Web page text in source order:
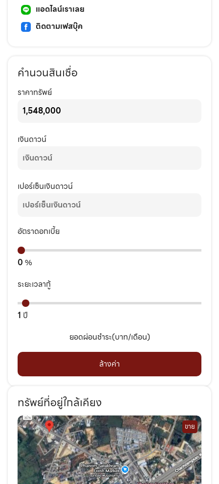
แอดไลน์เราเลย
ติดตามเฟสบุ๊ค
คำนวนสินเชื่อ
ราคาทรัพย์
เงินดาวน์
เปอร์เซ็นเงินดาวน์
อัตราดอกเบี้ย
0 %
ระยะเวลากู้
1 ปี
ยอดผ่อนชำระ(บาท/เดือน)
ล้างค่า
ทรัพย์ที่อยู่ใกล้เคียง
ขาย